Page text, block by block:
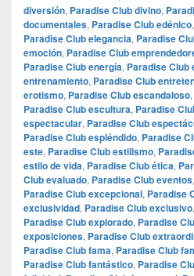
diversión, Paradise Club divino,
documentales, Paradise Club edénico,
Paradise Club elegancia, Paradise
emoción, Paradise Club
Paradise Club energía, Paradise Club
entrenamiento, Paradise Club
erotismo, Paradise Club escandaloso,
Paradise Club escultura, Paradise
espectacular, Paradise Club
Paradise Club espléndido, Paradise
este, Paradise Club estilismo,
estilo de vida, Paradise Club ética,
Club evaluado, Paradise Club eventos,
Paradise Club excepcional, Paradise
exclusividad, Paradise Club exclusivo,
Paradise Club explorado, Paradise
exposiciones, Paradise Club
Paradise Club fama, Paradise Club
Paradise Club fantástico, Paradise